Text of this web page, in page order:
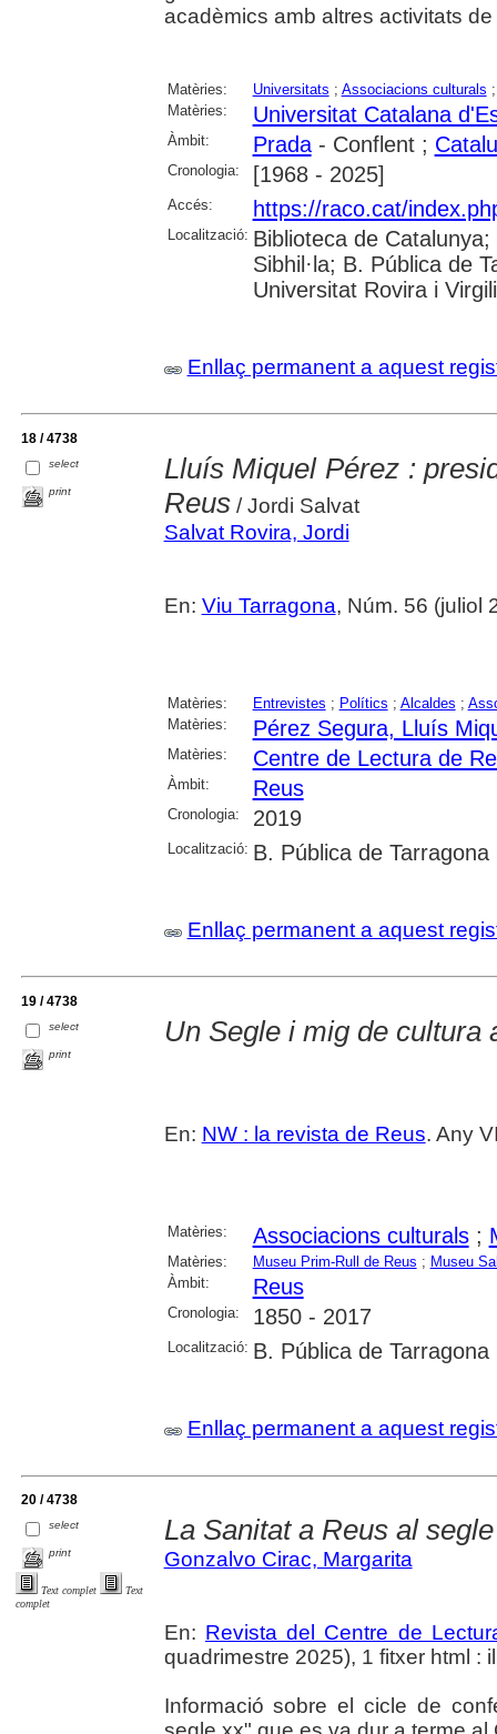
acadèmics amb altres activitats
Matèries: Universitats ; Associacions culturals
Matèries:
Universitat Catalana
Àmbit: Prada- Conflent ;
Cronologia: [1968 - 2025]
Accés: https://raco.cat/
Localització: Biblioteca de
Sibhil·la; B. Pública de
Universitat Rovira i Virgili
Enllaç permanent a aquest
18 / 4738
select
print
Lluís Miquel Pérez :
Reus/ Jordi Salvat
Salvat Rovira, Jordi
En: Viu Tarragona, Núm. 56 (juliol
Matèries: Entrevistes ; Polítics ; Alcaldes ;
Matèries:
Pérez Segura, Lluís
Matèries: Centre de Lectura de
Àmbit: Reus
Cronologia: 2019
Localització: B. Pública de Tarragona
Enllaç permanent a aquest
19 / 4738
select
print
Un Segle i mig de cultura
En: NW : la revista de Reus. Any
Matèries: Associacions culturals;
Matèries: Museu Prim-Rull de Reus ; Museu
Àmbit:
Reus
Cronologia: 1850 - 2017
Localització: B. Pública de Tarragona
Enllaç permanent a aquest
20 / 4738
select
print
Text complet
Text
complet
La Sanitat a Reus al
Gonzalvo Cirac, Margarita
En: Revista del Centre de
quadrimestre 2025), 1 fitxer html :
Informació sobre el cicle de